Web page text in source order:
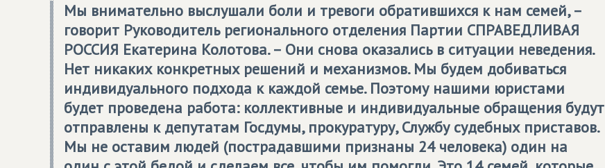
Мы внимательно выслушали боли и тревоги обратившихся к нам семей, –
говорит Руководитель регионального отделения Партии СПРАВЕДЛИВАЯ
РОССИЯ Екатерина Колотова. – Они снова оказались в ситуации неведения.
Нет никаких конкретных решений и механизмов. Мы будем добиваться
индивидуального подхода к каждой семье. Поэтому нашими юристами
будет проведена работа: коллективные и индивидуальные обращения будут
отправлены к депутатам Госдумы, прокуратуру, Службу судебных приставов.
Мы не оставим людей (пострадавшими признаны 24 человека) один на